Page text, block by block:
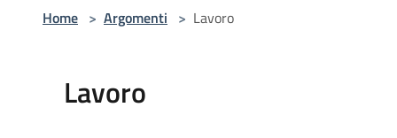
Home > Argomenti > Lavoro
Lavoro